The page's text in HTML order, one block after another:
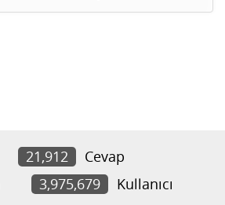
21,912
Cevap
3,975,679 Kullanıcı